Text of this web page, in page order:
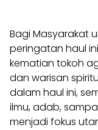
Bagi Masyarakat
peringatan haul
kematian tokoh
dan warisan
dalam haul ini,
ilmu, adab,
menjadi fokus